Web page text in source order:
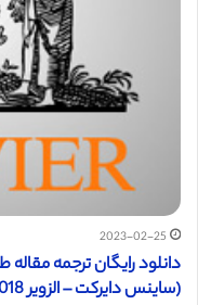
2023-02-25
دانلود رایگان ترجمه
(ساینس دایرکت – الزویر 2018)